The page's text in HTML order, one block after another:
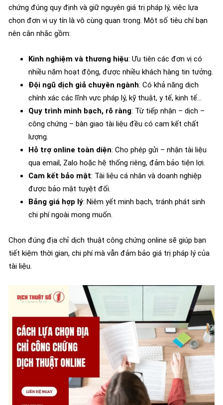
chứng đúng quy định và giữ nguyên giá trị pháp lý, việc lựa
chọn đơn vị uy tín là vô cùng quan trọng. Một số tiêu chí bạn
nên cân nhắc gồm:
Kinh nghiệm và thương hiệu: Ưu tiên các đơn vị có
nhiều năm hoạt động, được nhiều khách hàng tin tưởng.
Đội ngũ dịch giả chuyên ngành: Có khả năng dịch
chính xác các lĩnh vực pháp lý, kỹ thuật, y tế, kinh tế…
Quy trình minh bạch, rõ ràng: Từ tiếp nhận – dịch –
công chứng – bàn giao tài liệu đều có cam kết chất
lượng.
Hỗ trợ online toàn diện: Cho phép gửi – nhận tài liệu
qua email, Zalo hoặc hệ thống riêng, đảm bảo tiện lợi.
Cam kết bảo mật: Tài liệu cá nhân và doanh nghiệp
được bảo mật tuyệt đối.
Bảng giá hợp lý: Niêm yết minh bạch, tránh phát sinh
chi phí ngoài mong muốn.
Chọn đúng địa chỉ dịch thuật công chứng online sẽ giúp bạn
tiết kiệm thời gian, chi phí mà vẫn đảm bảo giá trị pháp lý của
tài liệu.